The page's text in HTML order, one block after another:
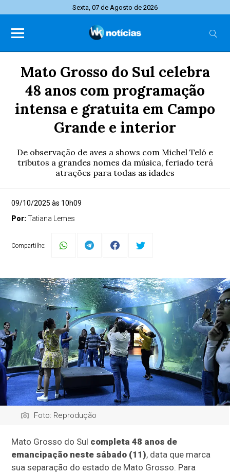
Sexta, 07 de Agosto de 2026
Mato Grosso do Sul celebra
48 anos com programação
intensa e gratuita em Campo
Grande e interior
De observação de aves a shows com Michel Teló e
tributos a grandes nomes da música, feriado terá
atrações para todas as idades
09/10/2025 às 10h09
Por:Tatiana Lemes
Compartilhe:
Foto: Reprodução
Mato Grosso do Sul completa 48 anos de
emancipação neste sábado (11), data que marca
sua separação do estado de Mato Grosso. Para